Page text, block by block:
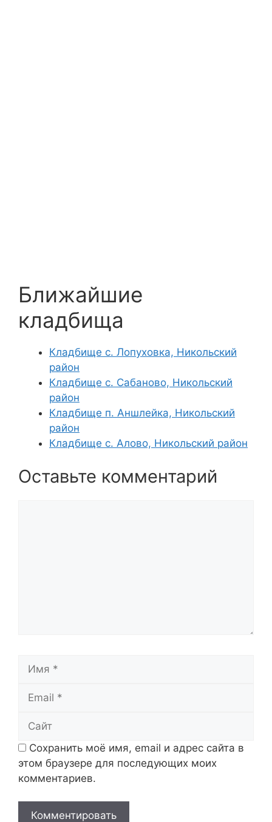
Ближайшие
кладбища
Кладбище с. Лопуховка, Никольский
район
Кладбище с. Сабаново, Никольский
район
Кладбище п. Аншлейка, Никольский
район
Кладбище с. Алово, Никольский район
Оставьте комментарий
Сохранить моё имя, email и адрес сайта в
этом браузере для последующих моих
комментариев.